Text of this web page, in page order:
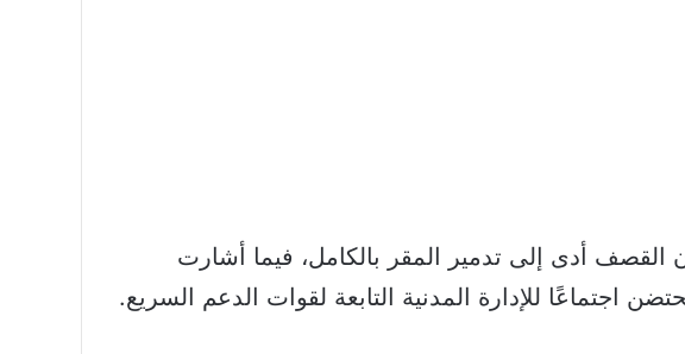
القصف أدى إلى تدمير المقر بالكامل، فيما أشارت
اجتماعًا للإدارة المدنية التابعة لقوات الدعم السريع.